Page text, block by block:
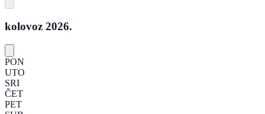
kolovoz 2026.
PON
UTO
SRI
ČET
PET